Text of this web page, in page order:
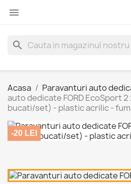

search
Acasa Paravanturi auto
auto dedicate FORD EcoSport
bucati/set) - plastic acrilic -
-20 LEI